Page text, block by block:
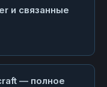
и связанные
— полное